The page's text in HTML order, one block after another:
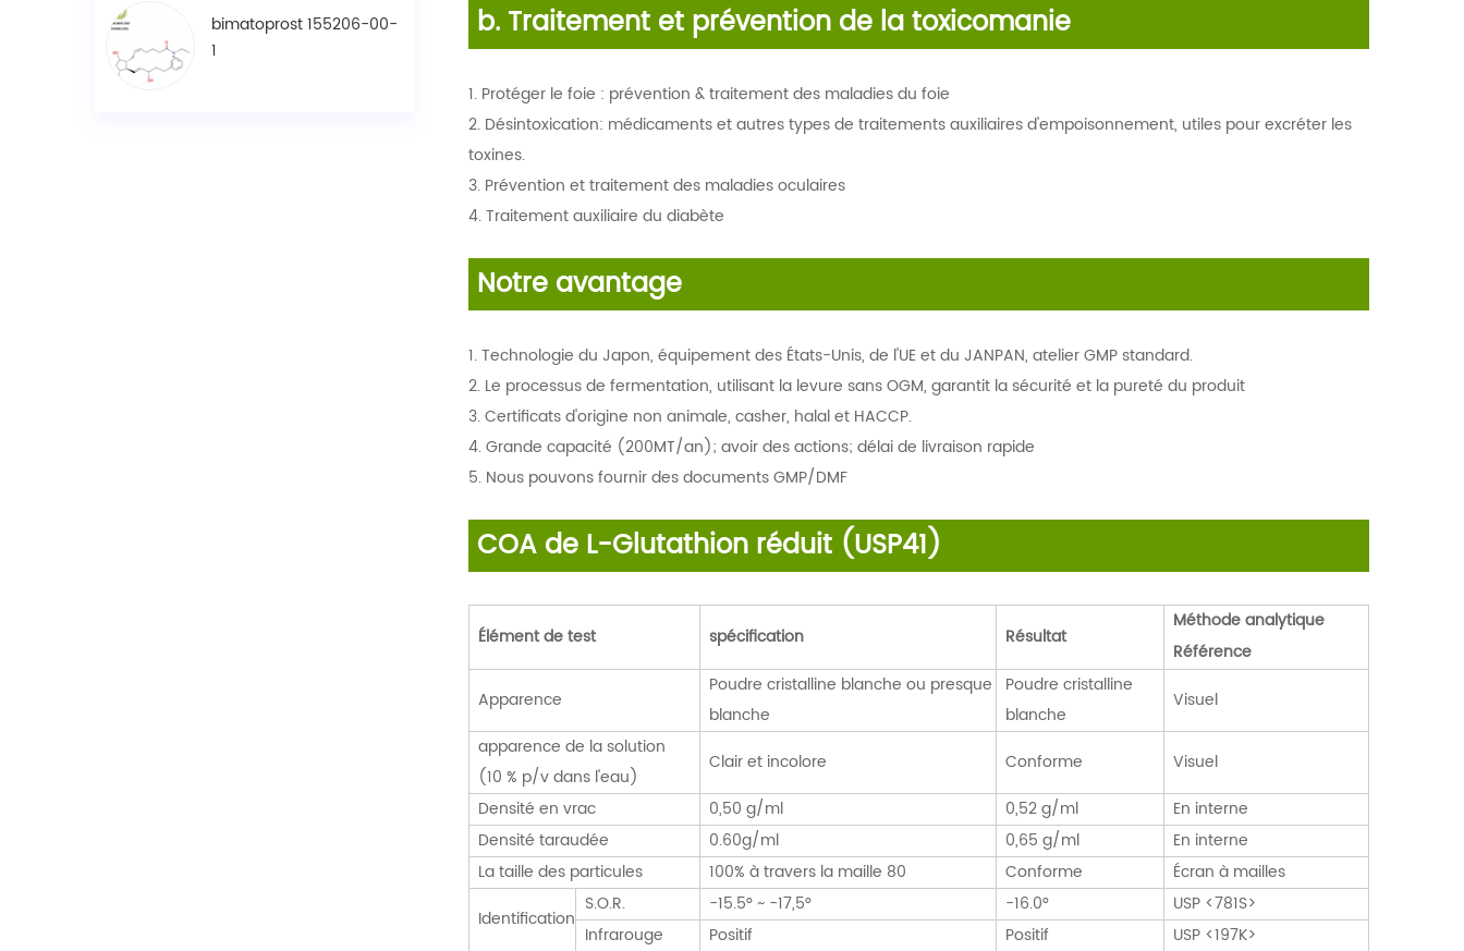
bimatoprost 155206-00-
1
b.Traitement et prévention de la toxicomanie
1. Protéger le foie : prévention & traitement des maladies du foie
2. Désintoxication: médicaments et autres types de traitements auxiliaires d'empoisonnement, utiles pour excréter les
toxines.
3. Prévention et traitement des maladies oculaires
4. Traitement auxiliaire du diabète
Notre avantage
1. Technologie du Japon, équipement des États-Unis, de l'UE et du JANPAN, atelier GMP standard.
2.Le processus de fermentation, utilisant la levure sans OGM, garantit la sécurité et la pureté du produit
3.Certificats d'origine non animale, casher, halal et HACCP.
4.Grande capacité (200MT/an); avoir des actions; délai de livraison rapide
5.Nous pouvons fournir des documents GMP/DMF
COA de L-Glutathion réduit (USP41)
Élément de test spécification Résultat
Méthode analytique
Référence
Apparence
Poudre cristalline blanche ou presque
blanche
Poudre cristalline
blanche
Visuel
apparence de la solution
(10 % p/v dans l'eau)
Clair et incolore Conforme
Visuel
Densité en vrac
0,50 g/ml 0,52 g/ml
En interne
Densité taraudée
0.60g/ml 0,65 g/ml
En interne
La taille des particules
100% à travers la maille 80 Conforme
Écran à mailles
Identification
S.O.R. -15.5° ~ -17,5° -16.0°
USP <781S>
Infrarouge
Positif Positif USP <197K>